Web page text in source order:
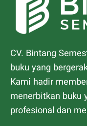
CV. Bintang
buku yang
Kami hadir
menerbitkan buku
profesional dan